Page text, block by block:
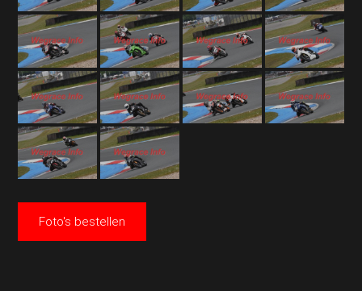
Foto's bestellen